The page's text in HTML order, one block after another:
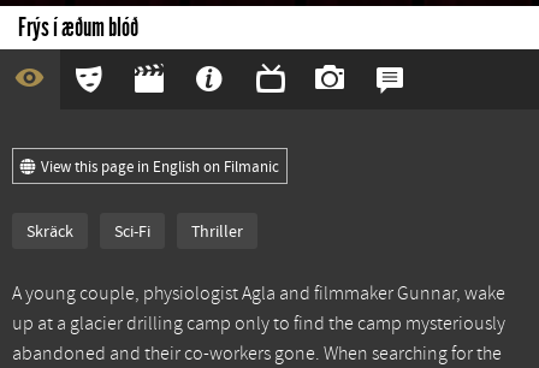
Frýs í æðum blóð
View this page in English on Filmanic
Skräck Sci-Fi Thriller
A young couple, physiologist Agla and filmmaker Gunnar, wake
up at a glacier drilling camp only to find the camp mysteriously
abandoned and their co-workers gone. When searching for the